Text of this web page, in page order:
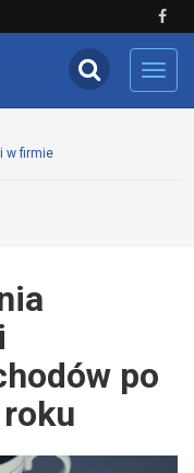
w firmie
po